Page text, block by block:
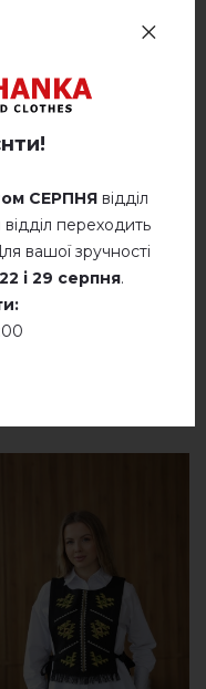
(ШОКОЛАД)
Кременянка
СЕРПНЯвідділ
переходить
вашої зручності
і 29 серпня.